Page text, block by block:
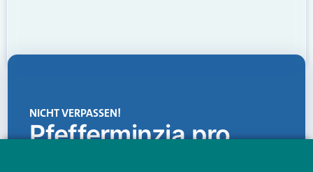
NICHT VERPASSEN!
Pfefferminzia.pro